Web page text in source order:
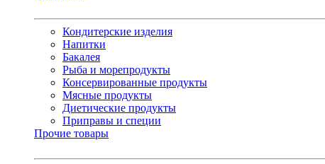
Кондитерские изделия
Напитки
Бакалея
Рыба и морепродукты
Консервированные продукты
Мясные продукты
Диетические продукты
Приправы и специи
Прочие товары